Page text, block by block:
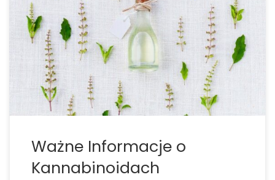
pomocna w wielu stanach, od nudności i
przewlekłego bólu po zaburzenia neurologiczne.
Jeśli masz już receptę na medyczną marihuanę,
wiesz o tym na poziomie osobistym. Ale czy
kiedykolwiek zastanawiałeś się, jak to dokładnie
działa? […]
Ważne Informacje o
Kannabinoidach